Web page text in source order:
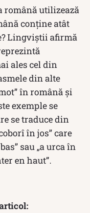
română utilizează
conține atât
Lingviştii afirmă
ales cel din
din alte
în română şi
exemple se
se traduce din
în jos” care
sau „a urca în
en haut”.